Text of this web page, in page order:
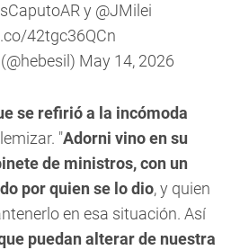
y @JMilei
42tgc36QCn
May 14, 2026
se refirió a la incómoda
"Adorni vino en su
de ministros, con un
por quien se lo dio, y quien
en esa situación. Así
puedan alterar de nuestra